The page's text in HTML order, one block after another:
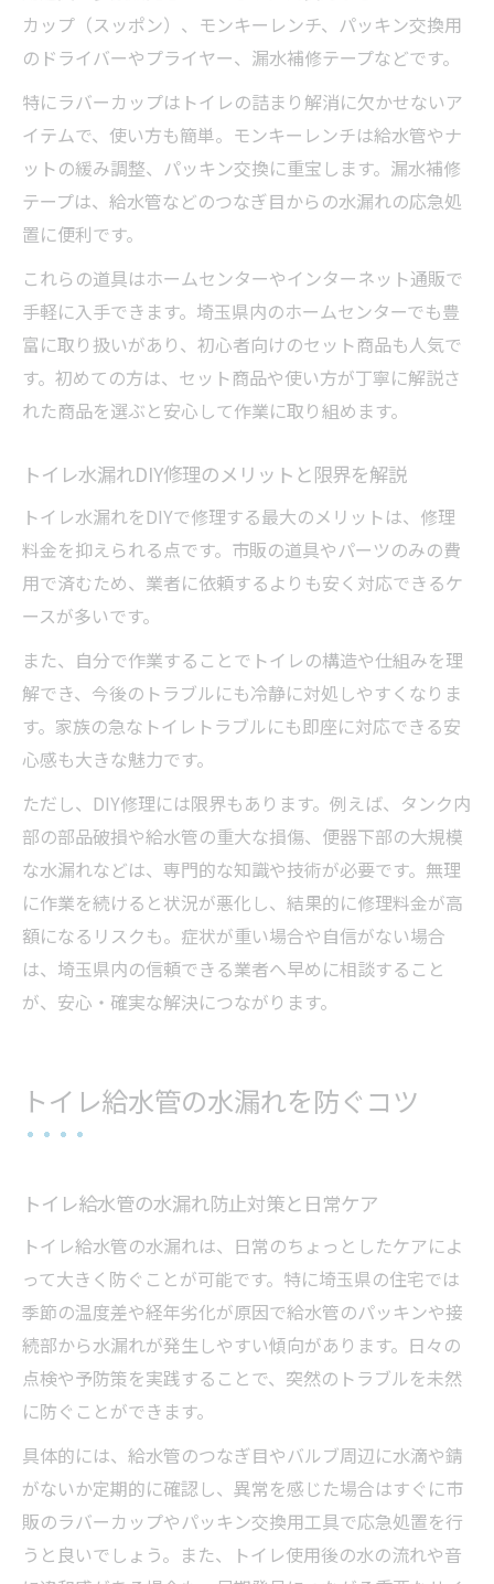
カップ（スッポン）、モンキーレンチ、パッキン交換用
のドライバーやプライヤー、漏水補修テープなどです。
特にラバーカップはトイレの詰まり解消に欠かせないア
イテムで、使い方も簡単。モンキーレンチは給水管やナ
ットの緩み調整、パッキン交換に重宝します。漏水補修
テープは、給水管などのつなぎ目からの水漏れの応急処
置に便利です。
これらの道具はホームセンターやインターネット通販で
手軽に入手できます。埼玉県内のホームセンターでも豊
富に取り扱いがあり、初心者向けのセット商品も人気で
す。初めての方は、セット商品や使い方が丁寧に解説さ
れた商品を選ぶと安心して作業に取り組めます。
トイレ水漏れDIY修理のメリットと限界を解説
トイレ水漏れをDIYで修理する最大のメリットは、修理
料金を抑えられる点です。市販の道具やパーツのみの費
用で済むため、業者に依頼するよりも安く対応できるケ
ースが多いです。
また、自分で作業することでトイレの構造や仕組みを理
解でき、今後のトラブルにも冷静に対処しやすくなりま
す。家族の急なトイレトラブルにも即座に対応できる安
心感も大きな魅力です。
ただし、DIY修理には限界もあります。例えば、タンク内
部の部品破損や給水管の重大な損傷、便器下部の大規模
な水漏れなどは、専門的な知識や技術が必要です。無理
に作業を続けると状況が悪化し、結果的に修理料金が高
額になるリスクも。症状が重い場合や自信がない場合
は、埼玉県内の信頼できる業者へ早めに相談すること
が、安心・確実な解決につながります。
トイレ給水管の水漏れを防ぐコツ
トイレ給水管の水漏れ防止対策と日常ケア
トイレ給水管の水漏れは、日常のちょっとしたケアによ
って大きく防ぐことが可能です。特に埼玉県の住宅では
季節の温度差や経年劣化が原因で給水管のパッキンや接
続部から水漏れが発生しやすい傾向があります。日々の
点検や予防策を実践することで、突然のトラブルを未然
に防ぐことができます。
具体的には、給水管のつなぎ目やバルブ周辺に水滴や錆
がないか定期的に確認し、異常を感じた場合はすぐに市
販のラバーカップやパッキン交換用工具で応急処置を行
うと良いでしょう。また、トイレ使用後の水の流れや音